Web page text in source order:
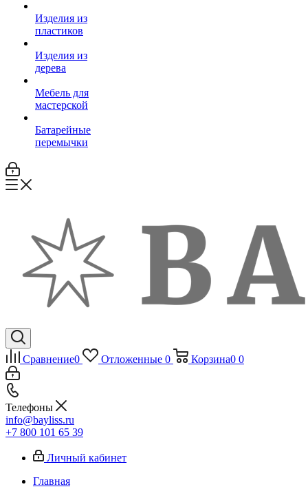
Изделия из
пластиков
Изделия из
дерева
Мебель для
мастерской
Батарейные
перемычки
Сравнение0 Отложенные 0 Корзина0 0
Телефоны
info@bayliss.ru
+7 800 101 65 39
Личный кабинет
Главная